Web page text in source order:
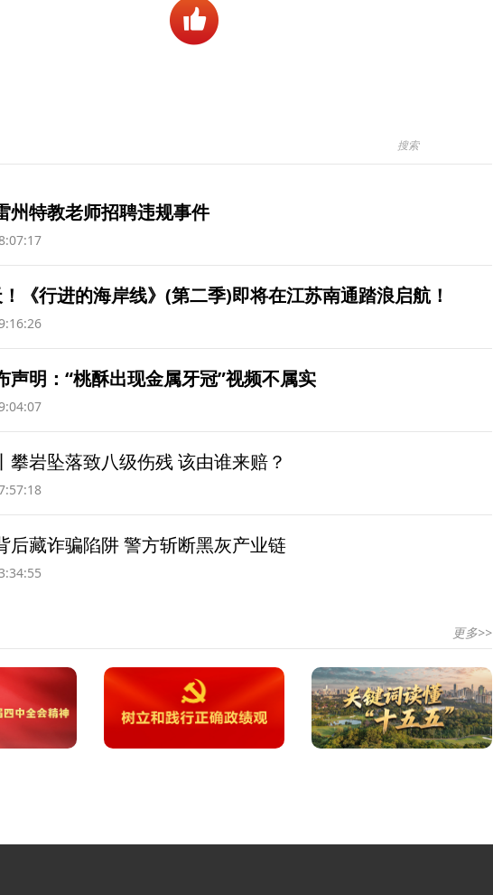
州特教老师招聘违规事件
《行进的海岸线》(第二季)即将在江苏南通踏浪启航！
声明：“桃酥出现金属牙冠”视频不属实
攀岩坠落致八级伤残 该由谁来赔？
后藏诈骗陷阱 警方斩断黑灰产业链
更多>>